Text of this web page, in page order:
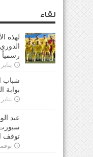
لقاء
لهذه
يناير 13, 2026
شباب
بوابة
يناير 26, 2025
عبد
سبورت
توقف
نوفمبر 29,